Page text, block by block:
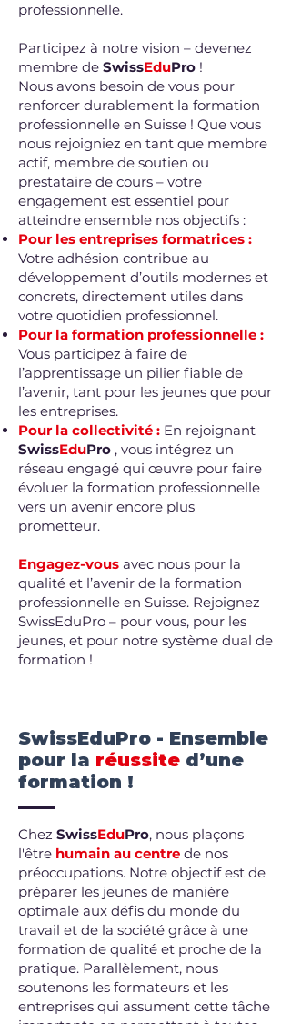
professionnelle.
Participez à notre vision – devenez
membre de SwissEduPro !
Nous avons besoin de vous pour
renforcer durablement la formation
professionnelle en Suisse ! Que vous
nous rejoigniez en tant que membre
actif, membre de soutien ou
prestataire de cours – votre
engagement est essentiel pour
atteindre ensemble nos objectifs :
Pour les entreprises formatrices :
Votre adhésion contribue au
développement d’outils modernes et
concrets, directement utiles dans
votre quotidien professionnel.
Pour la formation professionnelle :
Vous participez à faire de
l’apprentissage un pilier fiable de
l’avenir, tant pour les jeunes que pour
les entreprises.
Pour la collectivité : En rejoignant
SwissEduPro , vous intégrez un
réseau engagé qui œuvre pour faire
évoluer la formation professionnelle
vers un avenir encore plus
prometteur.
Engagez-vous avec nous pour la
qualité et l’avenir de la formation
professionnelle en Suisse. Rejoignez
SwissEduPro – pour vous, pour les
jeunes, et pour notre système dual de
formation !
SwissEduPro - Ensemble
pour la réussite d’une
formation !
Chez SwissEduPro, nous plaçons
l'être humain au centre de nos
préoccupations. Notre objectif est de
préparer les jeunes de manière
optimale aux défis du monde du
travail et de la société grâce à une
formation de qualité et proche de la
pratique. Parallèlement, nous
soutenons les formateurs et les
entreprises qui assument cette tâche